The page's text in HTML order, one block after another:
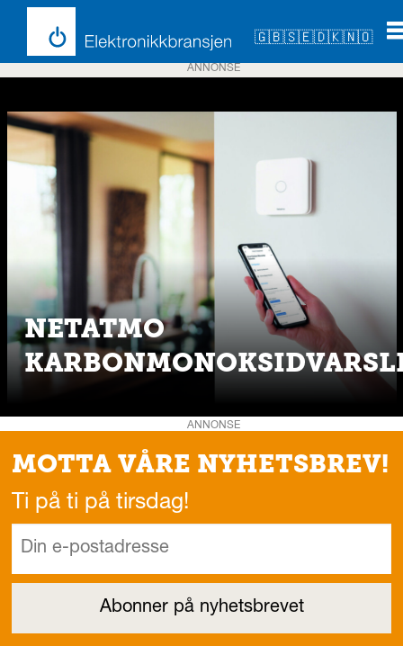
🇬🇧🇸🇪🇩🇰🇳🇴
Emne:
karbonmonoksidvarsler
ANNONSE
NETATMO
ANNONSE
MOTTA VÅRE NYHETSBREV!
Ti på ti på tirsdag!